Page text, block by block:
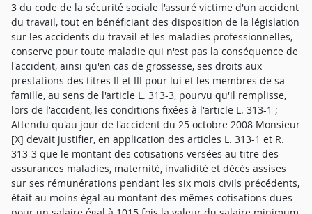
3 du code de la sécurité sociale l'assuré victime d'un accident
du travail, tout en bénéficiant des disposition de la législation
sur les accidents du travail et les maladies professionnelles,
conserve pour toute maladie qui n'est pas la conséquence de
l'accident, ainsi qu'en cas de grossesse, ses droits aux
prestations des titres II et III pour lui et les membres de sa
famille, au sens de l'article L. 313-3, pourvu qu'il remplisse,
lors de l'accident, les conditions fixées à l'article L. 313-1 ;
Attendu qu'au jour de l'accident du 25 octobre 2008 Monsieur
[X] devait justifier, en application des articles L. 313-1 et R.
313-3 que le montant des cotisations versées au titre des
assurances maladies, maternité, invalidité et décès assises
sur ses rémunérations pendant les six mois civils précédents,
était au moins égal au montant des mêmes cotisations dues